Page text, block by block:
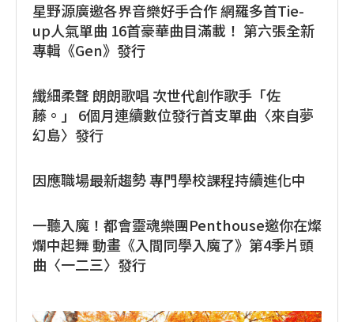
星野源廣邀各界音樂好手合作 網羅多首Tie-
up人氣單曲 16首豪華曲目滿載！ 第六張全新
專輯《Gen》發行
纖細柔聲 朗朗歌唱 次世代創作歌手「佐
藤。」 6個月連續數位發行首支單曲〈來自夢
幻島〉發行
因應職場最新趨勢 專門學校課程持續進化中
一聽入魔！都會靈魂樂團Penthouse邀你在燦
爛中起舞 動畫《入間同學入魔了》第4季片頭
曲〈一二三〉發行